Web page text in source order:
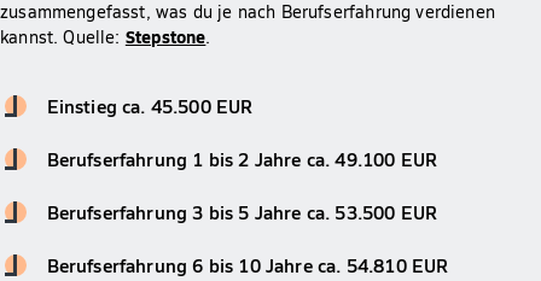
zusammengefasst, was du je nach Berufserfahrung verdienen
kannst. Quelle: Stepstone.
Einstieg ca. 45.500 EUR
Berufserfahrung 1 bis 2 Jahre ca. 49.100 EUR
Berufserfahrung 3 bis 5 Jahre ca. 53.500 EUR
Berufserfahrung 6 bis 10 Jahre ca. 54.810 EUR